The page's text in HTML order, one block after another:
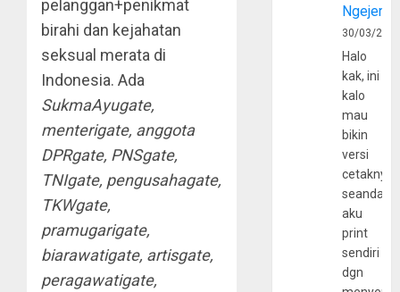
pelanggan+penikmat
birahi dan kejahatan
seksual merata di
Indonesia. Ada
SukmaAyugate,
menterigate, anggota
DPRgate, PNSgate,
TNIgate, pengusahagate,
TKWgate,
pramugarigate,
biarawatigate, artisgate,
peragawatigate,
30/03/
Halo
kak, ini
kalo
mau
bikin
versi
cetaknya
aku
print
sendiri
dgn